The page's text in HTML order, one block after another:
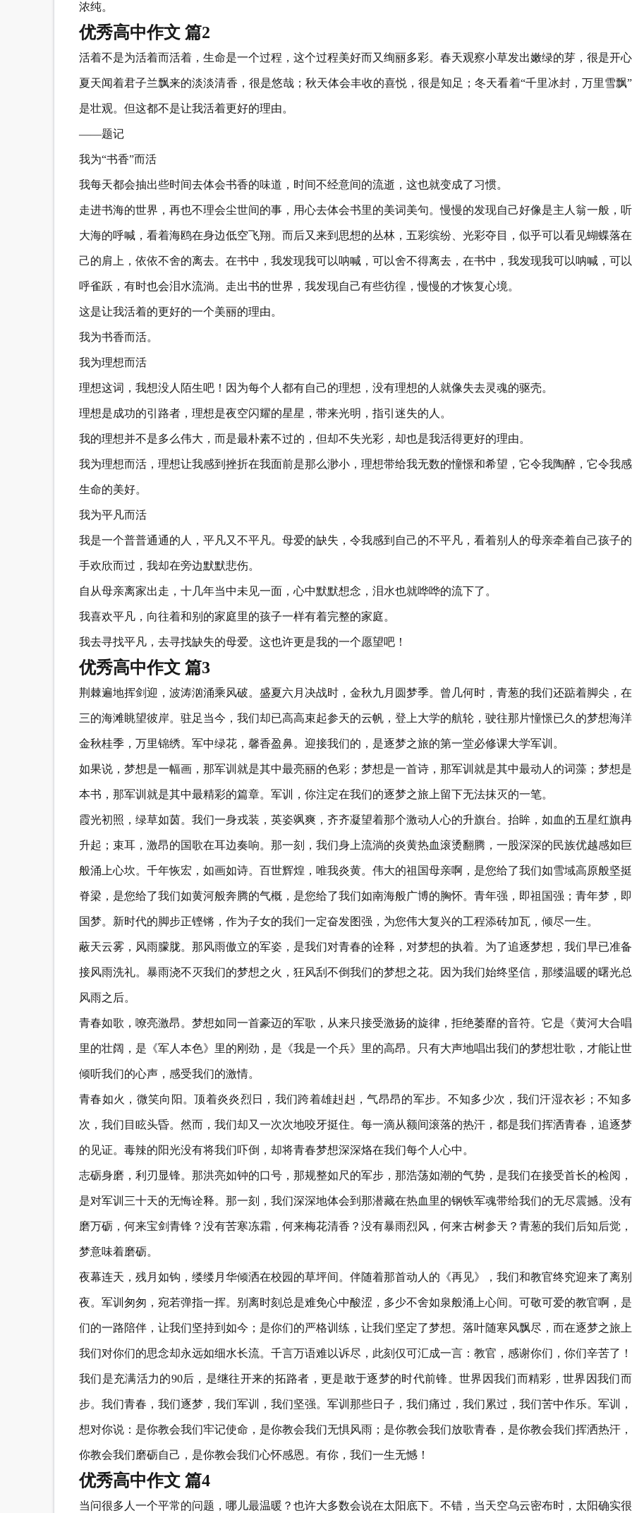
浓纯。
优秀高中作文 篇2
活着不是为活着而活着，生命是一个过程，这个过程美好而又绚丽多彩。春天观察小草发出嫩绿的芽，很是开心
夏天闻着君子兰飘来的淡淡清香，很是悠哉；秋天体会丰收的喜悦，很是知足；冬天看着“千里冰封，万里雪飘
是壮观。但这都不是让我活着更好的理由。
——题记
我为“书香”而活
我每天都会抽出些时间去体会书香的味道，时间不经意间的流逝，这也就变成了习惯。
走进书海的世界，再也不理会尘世间的事，用心去体会书里的美词美句。慢慢的发现自己好像是主人翁一般，
大海的呼喊，看着海鸥在身边低空飞翔。而后又来到思想的丛林，五彩缤纷、光彩夺目，似乎可以看见蝴蝶落
己的肩上，依依不舍的离去。在书中，我发现我可以呐喊，可以舍不得离去，在书中，我发现我可以呐喊，可
呼雀跃，有时也会泪水流淌。走出书的世界，我发现自己有些彷徨，慢慢的才恢复心境。
这是让我活着的更好的一个美丽的理由。
我为书香而活。
我为理想而活
理想这词，我想没人陌生吧！因为每个人都有自己的理想，没有理想的人就像失去灵魂的驱壳。
理想是成功的引路者，理想是夜空闪耀的星星，带来光明，指引迷失的人。
我的理想并不是多么伟大，而是最朴素不过的，但却不失光彩，却也是我活得更好的理由。
我为理想而活，理想让我感到挫折在我面前是那么渺小，理想带给我无数的憧憬和希望，它令我陶醉，它令我感
生命的美好。
我为平凡而活
我是一个普普通通的人，平凡又不平凡。母爱的缺失，令我感到自己的不平凡，看着别人的母亲牵着自己孩子
手欢欣而过，我却在旁边默默悲伤。
自从母亲离家出走，十几年当中未见一面，心中默默想念，泪水也就哗哗的流下了。
我喜欢平凡，向往着和别的家庭里的孩子一样有着完整的家庭。
我去寻找平凡，去寻找缺失的母爱。这也许更是我的一个愿望吧！
优秀高中作文 篇3
荆棘遍地挥剑迎，波涛汹涌乘风破。盛夏六月决战时，金秋九月圆梦季。曾几何时，青葱的我们还踮着脚尖，
三的海滩眺望彼岸。驻足当今，我们却已高高束起参天的云帆，登上大学的航轮，驶往那片憧憬已久的梦想海洋
金秋桂季，万里锦绣。军中绿花，馨香盈鼻。迎接我们的，是逐梦之旅的第一堂必修课大学军训。
如果说，梦想是一幅画，那军训就是其中最亮丽的色彩；梦想是一首诗，那军训就是其中最动人的词藻；梦想
本书，那军训就是其中最精彩的篇章。军训，你注定在我们的逐梦之旅上留下无法抹灭的一笔。
霞光初照，绿草如茵。我们一身戎装，英姿飒爽，齐齐凝望着那个激动人心的升旗台。抬眸，如血的五星红旗
升起；束耳，激昂的国歌在耳边奏响。那一刻，我们身上流淌的炎黄热血滚烫翻腾，一股深深的民族优越感如
般涌上心坎。千年恢宏，如画如诗。百世辉煌，唯我炎黄。伟大的祖国母亲啊，是您给了我们如雪域高原般坚
脊梁，是您给了我们如黄河般奔腾的气概，是您给了我们如南海般广博的胸怀。青年强，即祖国强；青年梦，即
国梦。新时代的脚步正铿锵，作为子女的我们一定奋发图强，为您伟大复兴的工程添砖加瓦，倾尽一生。
蔽天云雾，风雨朦胧。那风雨傲立的军姿，是我们对青春的诠释，对梦想的执着。为了追逐梦想，我们早已准
接风雨洗礼。暴雨浇不灭我们的梦想之火，狂风刮不倒我们的梦想之花。因为我们始终坚信，那缕温暖的曙光
风雨之后。
青春如歌，嘹亮激昂。梦想如同一首豪迈的军歌，从来只接受激扬的旋律，拒绝萎靡的音符。它是《黄河大合唱
里的壮阔，是《军人本色》里的刚劲，是《我是一个兵》里的高昂。只有大声地唱出我们的梦想壮歌，才能让
倾听我们的心声，感受我们的激情。
青春如火，微笑向阳。顶着炎炎烈日，我们跨着雄赳赳，气昂昂的军步。不知多少次，我们汗湿衣衫；不知
次，我们目眩头昏。然而，我们却又一次次地咬牙挺住。每一滴从额间滚落的热汗，都是我们挥洒青春，追逐
的见证。毒辣的阳光没有将我们吓倒，却将青春梦想深深烙在我们每个人心中。
志砺身磨，利刃显锋。那洪亮如钟的口号，那规整如尺的军步，那浩荡如潮的气势，是我们在接受首长的检阅
是对军训三十天的无悔诠释。那一刻，我们深深地体会到那潜藏在热血里的钢铁军魂带给我们的无尽震撼。没
磨万砺，何来宝剑青锋？没有苦寒冻霜，何来梅花清香？没有暴雨烈风，何来古树参天？青葱的我们后知后觉
梦意味着磨砺。
夜幕连天，残月如钩，缕缕月华倾洒在校园的草坪间。伴随着那首动人的《再见》，我们和教官终究迎来了离
夜。军训匆匆，宛若弹指一挥。别离时刻总是难免心中酸涩，多少不舍如泉般涌上心间。可敬可爱的教官啊，
们的一路陪伴，让我们坚持到如今；是你们的严格训练，让我们坚定了梦想。落叶随寒风飘尽，而在逐梦之旅上
我们对你们的思念却永远如细水长流。千言万语难以诉尽，此刻仅可汇成一言：教官，感谢你们，你们辛苦了！
我们是充满活力的90后，是继往开来的拓路者，更是敢于逐梦的时代前锋。世界因我们而精彩，世界因我们
步。我们青春，我们逐梦，我们军训，我们坚强。军训那些日子，我们痛过，我们累过，我们苦中作乐。军训
想对你说：是你教会我们牢记使命，是你教会我们无惧风雨；是你教会我们放歌青春，是你教会我们挥洒热汗
你教会我们磨砺自己，是你教会我们心怀感恩。有你，我们一生无憾！
优秀高中作文 篇4
当问很多人一个平常的问题，哪儿最温暖？也许大多数会说在太阳底下。不错，当天空乌云密布时，太阳确实